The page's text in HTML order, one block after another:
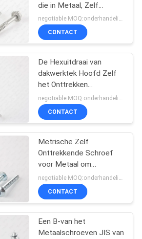
die in Metaal, Zelf
Inpassende
Machineschroeven gaan
negotiable MOQ:onderhandelingen
CONTACT
De Hexuitdraai van
dakwerktek Hoofd Zelf
het Onttrekken
Gegalvaniseerd
Mechanisch van de
Bouten Hoge Lage Draad
negotiable MOQ:onderhandelingen
CONTACT
Metrische Zelf
Onttrekkende Schroef
voor Metaal om
HoofdGeplateerd
Koolstofstaalcr3 Zink
CONTACT
Een B-van het
Metaalschroeven JIS van